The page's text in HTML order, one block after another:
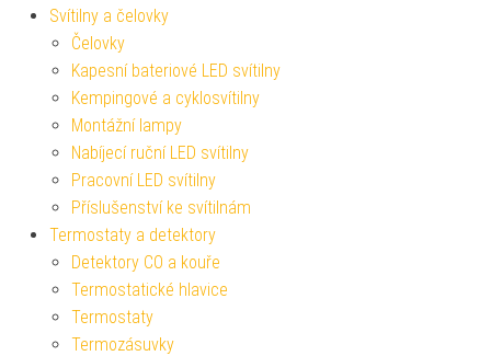
Svítilny a čelovky
Čelovky
Kapesní bateriové LED svítilny
Kempingové a cyklosvítilny
Montážní lampy
Nabíjecí ruční LED svítilny
Pracovní LED svítilny
Příslušenství ke svítilnám
Termostaty a detektory
Detektory CO a kouře
Termostatické hlavice
Termostaty
Termozásuvky